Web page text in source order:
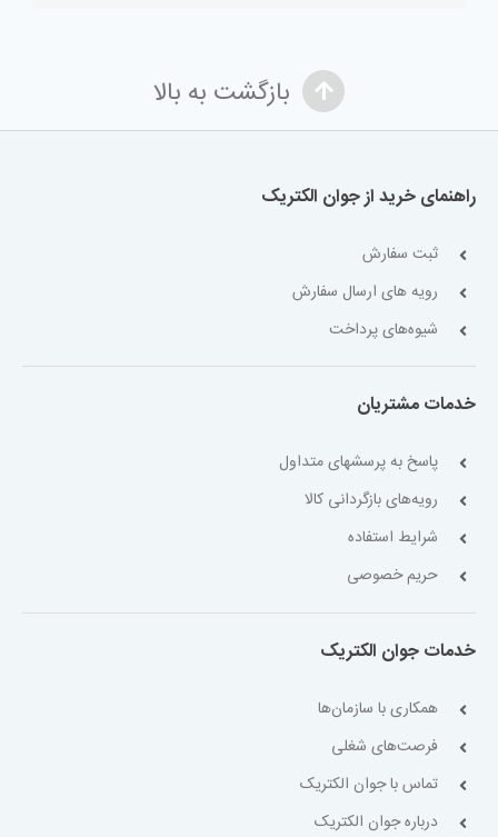
بازگشت به بالا
راهنمای خرید از جوان الکتریک
ثبت سفارش
رویه های ارسال سفارش
شیوه‌های پرداخت
خدمات مشتریان
پاسخ به پرسشهای متداول
رویه‌های بازگردانی کالا
شرایط استفاده
حریم خصوصی
خدمات جوان الکتریک
همکاری با سازمان‌ها
فرصت‌های شغلی
تماس با جوان الکتریک
درباره جوان الکتریک